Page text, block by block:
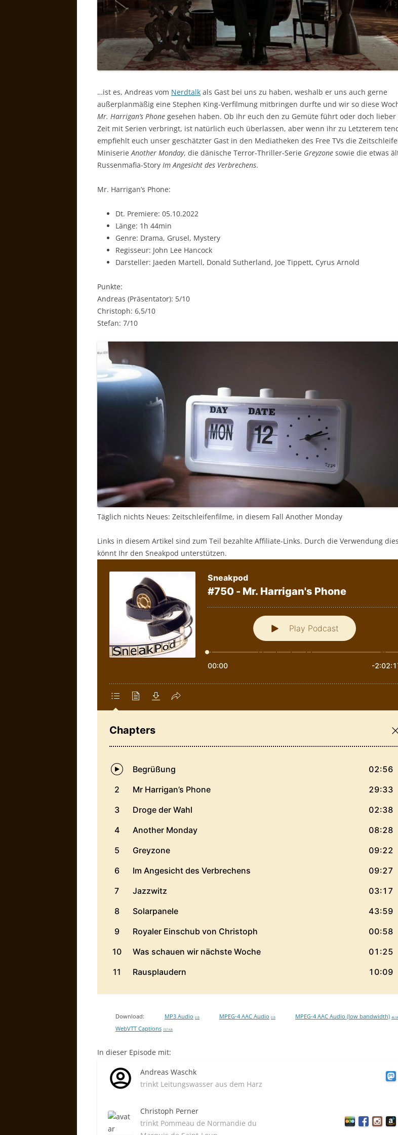
…ist es, Andreas vom Nerdtalk als Gast bei uns zu haben, weshalb er uns auch gerne
außerplanmäßig eine Stephen King-Verfilmung mitbringen durfte und wir so diese
Mr. Harrigan’s Phone gesehen haben. Ob ihr euch den zu Gemüte führt oder doch lieber
Zeit mit Serien verbringt, ist natürlich euch überlassen, aber wenn ihr zu Letzterem
empfiehlt euch unser geschätzter Gast in den Mediatheken des Free TVs die
Miniserie Another Monday, die dänische Terror-Thriller-Serie Greyzone sowie die etwas
Russenmafia-Story Im Angesicht des Verbrechens.
Mr. Harrigan’s Phone:
Dt. Premiere: 05.10.2022
Länge: 1h 44min
Genre: Drama, Grusel, Mystery
Regisseur: John Lee Hancock
Darsteller: Jaeden Martell, Donald Sutherland, Joe Tippett, Cyrus Arnold
Punkte:
Andreas (Präsentator): 5/10
Christoph: 6,5/10
Stefan: 7/10
Täglich nichts Neues: Zeitschleifenfilme, in diesem Fall Another Monday
Links in diesem Artikel sind zum Teil bezahlte Affiliate-Links. Durch die Verwendung
könnt Ihr den Sneakpod unterstützen.
Download: MP3 Audio 0 B MPEG-4 AAC Audio 0 B MPEG-4 AAC Audio (low bandwidth) 46
WebVTT Captions 157 KB
In dieser Episode mit:
Andreas Waschk
trinkt Leitungswasser aus dem Harz
Christoph Perner
trinkt Pommeau de Normandie du